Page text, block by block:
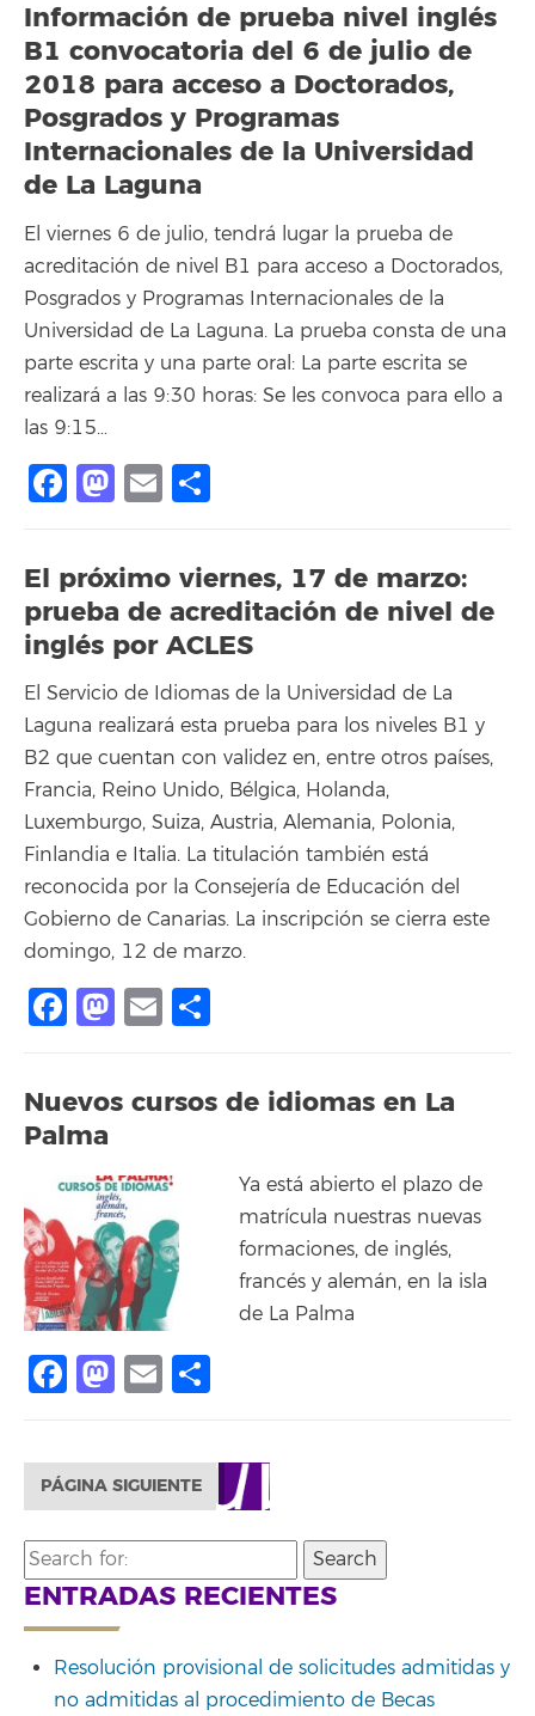
Información de prueba nivel inglés
B1 convocatoria del 6 de julio de
2018 para acceso a Doctorados,
Posgrados y Programas
Internacionales de la Universidad
de La Laguna
El viernes 6 de julio, tendrá lugar la prueba de
acreditación de nivel B1 para acceso a Doctorados,
Posgrados y Programas Internacionales de la
Universidad de La Laguna. La prueba consta de una
parte escrita y una parte oral: La parte escrita se
realizará a las 9:30 horas: Se les convoca para ello a
las 9:15…
Facebook
Mastodon
Email
El próximo viernes, 17 de marzo:
prueba de acreditación de nivel de
inglés por ACLES
El Servicio de Idiomas de la Universidad de La
Laguna realizará esta prueba para los niveles B1 y
B2 que cuentan con validez en, entre otros países,
Francia, Reino Unido, Bélgica, Holanda,
Luxemburgo, Suiza, Austria, Alemania, Polonia,
Finlandia e Italia. La titulación también está
reconocida por la Consejería de Educación del
Gobierno de Canarias. La inscripción se cierra este
domingo, 12 de marzo.
Facebook
Mastodon
Email
Nuevos cursos de idiomas en La
Palma
Ya está abierto el plazo de
matrícula nuestras nuevas
formaciones, de inglés,
francés y alemán, en la isla
de La Palma
Facebook
Mastodon
Email
PÁGINA SIGUIENTE
Search
for:
ENTRADAS RECIENTES
Resolución provisional de solicitudes admitidas y
no admitidas al procedimiento de Becas